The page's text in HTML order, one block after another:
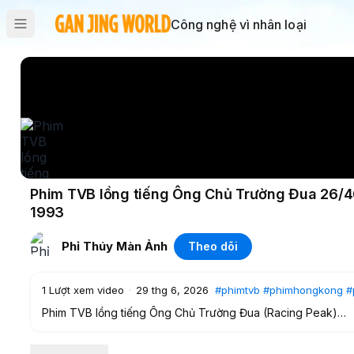
Công nghệ vì nhân loại
Phim TVB lồng tiếng Ông Chủ Trường Đua 26/
1993
Phỉ Thúy Màn Ảnh Theo dõi
1 Lượt xem video · 29 thg 6, 2026 #phimtvb #phimhongkong
Phim TVB lồng tiếng Ông Chủ Trường Đua (Racing Peak)